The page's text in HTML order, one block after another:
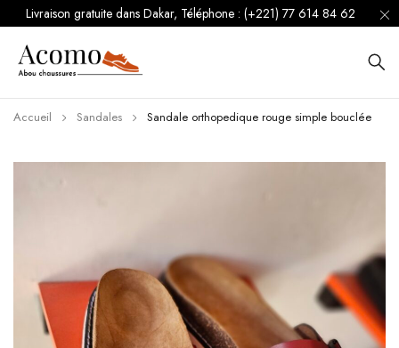
Livraison gratuite dans Dakar, Téléphone : (+221) 77 614 84 62
Accueil Sandales Sandale orthopedique rouge simple bouclée